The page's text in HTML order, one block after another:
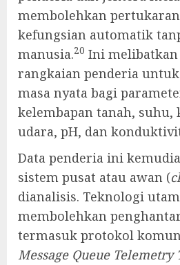
membolehkan
kefungsian automatik
manusia.20 Ini melibatkan
rangkaian penderia
masa nyata bagi
kelembapan tanah, suhu,
udara, pH, dan
Data penderia ini
sistem pusat atau awan (
dianalisis. Teknologi
membolehkan
termasuk protokol
Message Queue Telemetry